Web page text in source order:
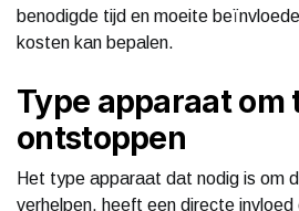
benodigde tijd en moeite
kosten kan bepalen.
Type apparaat om
ontstoppen
Het type apparaat dat nodig is om
verhelpen, heeft een directe